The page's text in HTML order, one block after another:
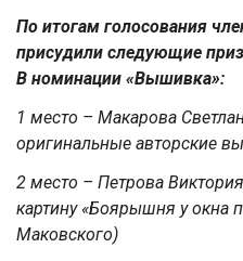
По итогам голосования
присудили следующие
В номинации «Вышивка»:
1 место – Макарова
оригинальные авторские
2 место – Петрова
картину «Боярышня у окна
Маковского)